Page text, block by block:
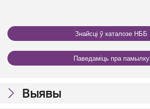
Знайсці ў каталозе НББ
Паведаміць пра памылку
Выявы